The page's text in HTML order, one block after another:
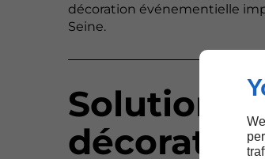
décoration événementielle
Seine.
Solutions
décoration